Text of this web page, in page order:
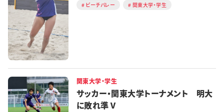
購読
学生記者募集
ビーチバレー 関東大学・学生
関東大学・学生
サッカー・関東大学トーナメント 明大
に敗れ準Ⅴ